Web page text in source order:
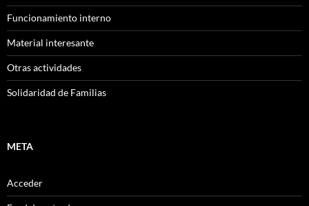
Funcionamiento interno
Material interesante
Otras actividades
Solidaridad de Familias
META
Acceder